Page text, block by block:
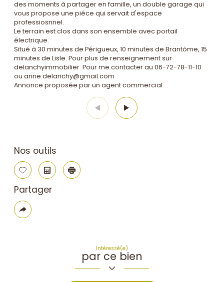
des moments à partager en famille, un double garage qui
vous propose une piéce qui servait d'espace
professiosnnel.
Le terrain est clos dans son ensemble avec portail
électrique.
Situé à 30 minutes de Périgueux, 10 minutes de Brantôme, 15
minutes de Lisle. Pour plus de renseignement sur
delanchyimmobilier. Pour me contacter au 06-72-78-11-10
ou anne.delanchy@gmail.com
Annonce proposée par un agent commercial
Nos outils
Sélectionner
Calculatrice
Imprimer
Partager
Plus
de
Intéressé(e)
par ce bien